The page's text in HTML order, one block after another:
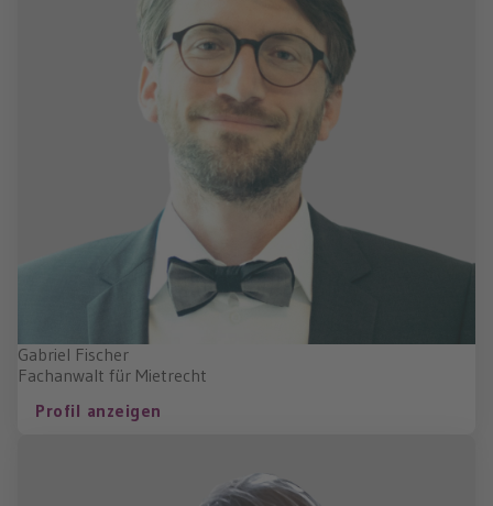
Gabriel Fischer
Fachanwalt für Mietrecht
Profil anzeigen